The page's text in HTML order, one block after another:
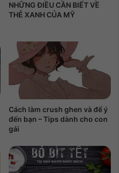
NHỮNG ĐIỀU CẦN BIẾT VỀ
THẺ XANH CỦA MỸ
Cách làm crush ghen và để ý
đến bạn – Tips dành cho con
gái